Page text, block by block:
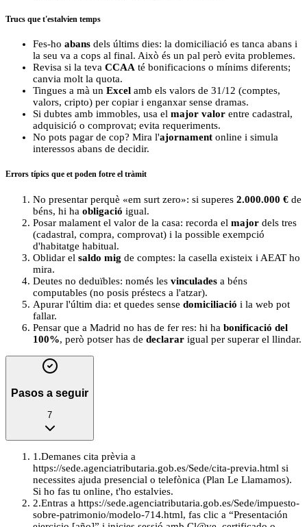
Trucs que t'estalvien temps
Fes-ho abans dels últims dies: la domiciliació es tanca abans i
la seu va a cops al final. Això és un pal però evita problemes.
Revisa si la teva CCAA té bonificacions o mínims diferents;
canvia molt la quota.
Tingues a mà un Excel amb els valors de 31/12 (comptes,
valors, cripto) per copiar i enganxar sense dramas.
Si dubtes amb immobles, usa el major valor entre cadastral,
adquisició o comprovat; evita requeriments.
No pots pagar de cop? Mira l'ajornament online i simula
interessos abans de decidir.
Errors típics que et poden fotre el tràmit
No presentar perquè «em surt zero»: si superes 2.000.000 € de
béns, hi ha obligació igual.
Posar malament el valor de la casa: recorda el major dels tres
(cadastral, compra, comprovat) i la possible exempció
d'habitatge habitual.
Oblidar el saldo mig de comptes: la casella existeix i AEAT ho
mira.
Deutes no deduïbles: només les vinculades a béns
computables (no posis préstecs a l'atzar).
Apurar l'últim dia: et quedes sense domiciliació i la web pot
fallar.
Pensar que a Madrid no has de fer res: hi ha bonificació del
100%, però potser has de declarar igual per superar el llindar.
Pasos a seguir
7
1 .Demanes cita prèvia a
https://sede.agenciatributaria.gob.es/Sede/cita-previa.html si
necessites ajuda presencial o telefònica (Plan Le Llamamos).
Si ho fas tu online, t'ho estalvies.
2.Entras a https://sede.agenciatributaria.gob.es/Sede/impuesto-
sobre-patrimonio/modelo-714.html, fas clic a “Presentación